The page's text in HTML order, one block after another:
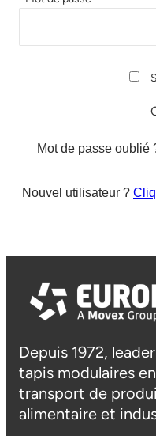
Mot de passe oublié
Nouvel utilisateur ?
Depuis 1972,
tapis modulaires
transport de
alimentaire et